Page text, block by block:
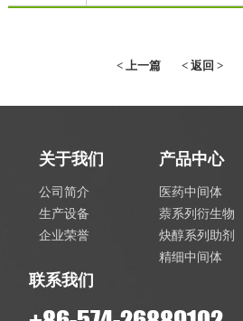
< 上一篇 < 返回 >
关于我们
公司简介
生产设备
企业荣誉
产品中心
医药中间体
萘系列衍生物
炔醇系列助剂
精细中间体
联系我们